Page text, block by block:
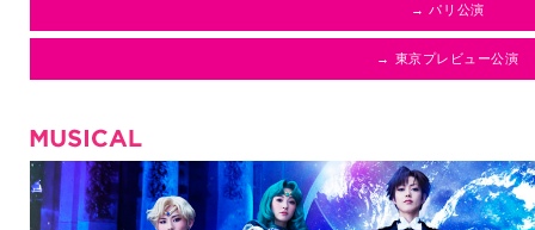
→ パリ公演
→ 東京プレビュー公演